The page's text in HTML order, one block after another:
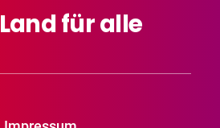
Landfüralle